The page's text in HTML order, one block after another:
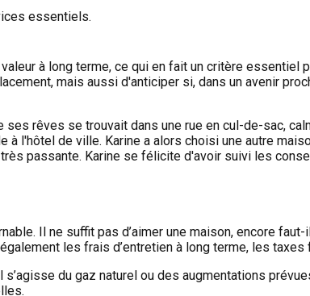
essentiels.
à long terme, ce qui en fait un critère
mais aussi d'anticiper si, dans un avenir
ses rêves se trouvait dans une rue en cul-de-sac,
à l'hôtel de ville. Karine a alors choisi une autre
passante. Karine se félicite d'avoir suivi les
Il ne suffit pas d’aimer une maison, encore
les frais d’entretien à long terme, les
s’agisse du gaz naturel ou des augmentations